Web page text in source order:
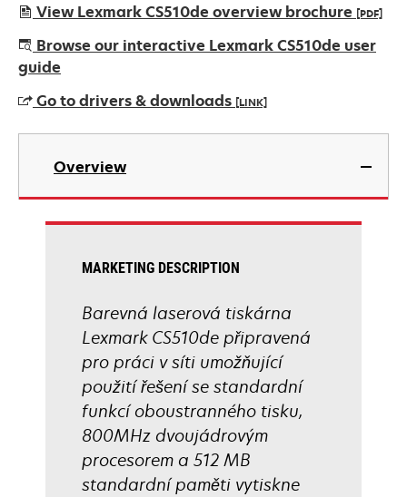
View Lexmark CS510de overview brochure [PDF]
opens
in
new
tab
Browse our interactive Lexmark CS510de user
guide
Go to drivers & downloads [LINK]
opens
new
Overview
MARKETING DESCRIPTION
Barevná laserová tiskárna
Lexmark CS510de připravená
pro práci v síti umožňující
použití řešení se standardní
funkcí oboustranného tisku,
800MHz dvoujádrovým
procesorem a 512 MB
standardní paměti vytiskne